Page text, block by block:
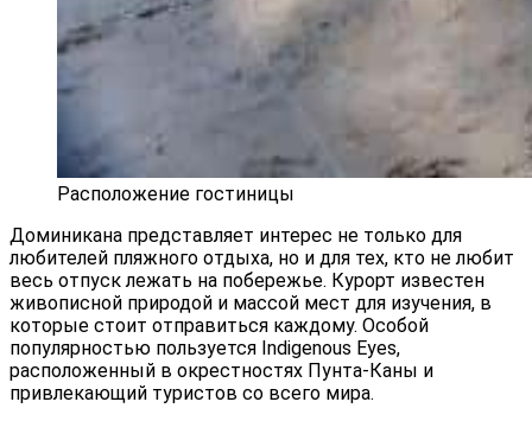
Расположение гостиницы
Доминикана представляет интерес не только для
любителей пляжного отдыха, но и для тех, кто не любит
весь отпуск лежать на побережье. Курорт известен
живописной природой и массой мест для изучения, в
которые стоит отправиться каждому. Особой
популярностью пользуется Indigenous Eyes,
расположенный в окрестностях Пунта-Каны и
привлекающий туристов со всего мира.